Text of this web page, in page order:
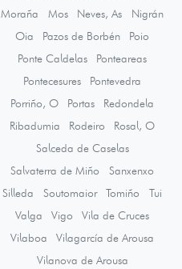
Moraña
Mos Neves, As
Nigrán
Oia
Pazos de Borbén
Poio
Ponte Caldelas
Ponteareas
Pontecesures
Pontevedra
Porriño, O
Portas
Redondela
Ribadumia
Rodeiro
Rosal, O
Salceda de Caselas
Salvaterra de Miño
Sanxenxo
Silleda
Soutomaior Tomiño
Tui
Valga
Vigo
Vila de Cruces
Vilaboa
Vilagarcía de Arousa
Vilanova de Arousa